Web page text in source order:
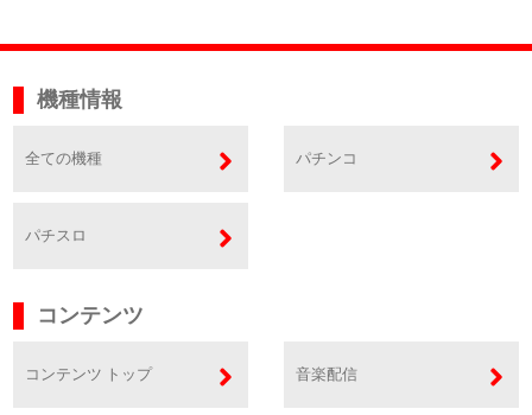
機種情報
全ての機種 パチンコ
パチスロ
コンテンツ
コンテンツ トップ 音楽配信